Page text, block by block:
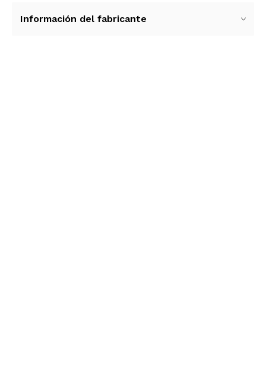
artificiales. Cada lote es fabricado en
Información del fabricante